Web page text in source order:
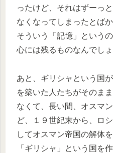
ったけど、それはずーっ
なくなってしまったとば
そういう「記憶」という
心には残るものなんでしょ
あと、ギリシャという国
を築いた人たちがそのま
なくて、長い間、オスマ
ど、１９世紀末から、ロ
してオスマン帝国の解体
「ギリシャ」という国を